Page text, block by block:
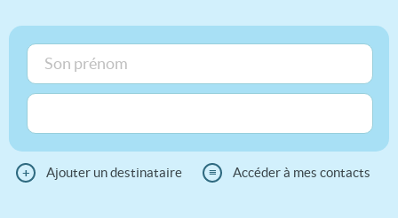
+ Ajouter un destinataire ≡ Accéder à mes contacts